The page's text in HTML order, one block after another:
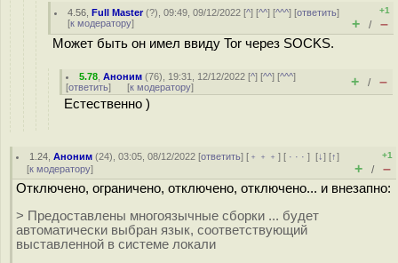
4.56 ,Full Master(?), 09:49, 09/12/2022 [^] [^^] [^^^] [ответить]
[к модератору]
+1
+ / –
Может быть он имел ввиду Tor через SOCKS.
5.78 ,Аноним (76), 19:31, 12/12/2022 [^] [^^] [^^^]
[ответить] [к модератору] + / –
Естественно )
1.24 ,Аноним (24), 03:05, 08/12/2022 [ответить] [ ﹢﹢﹢] [ · · ·][↓] [↑]
[к модератору]
+1
+ / –
Отключено, ограничено, отключено, отключено... и внезапно:
> Предоставлены многоязычные сборки ... будет
автоматически выбран язык, соответствующий
выставленной в системе локали